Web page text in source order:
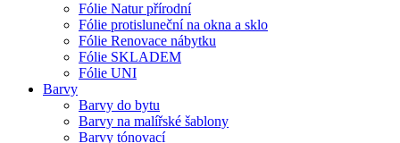
Fólie Natur přírodní
Fólie protisluneční na okna a sklo
Fólie Renovace nábytku
Fólie SKLADEM
Fólie UNI
Barvy
Barvy do bytu
Barvy na malířské šablony
Barvy tónovací